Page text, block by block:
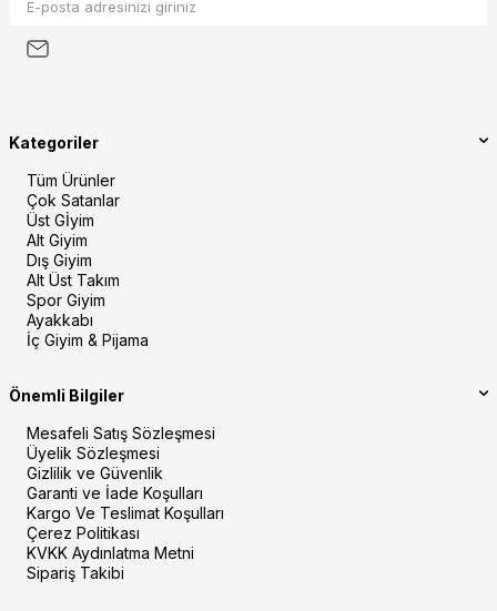
Kategoriler
Tüm Ürünler
Çok Satanlar
Üst Gİyim
Alt Giyim
Dış Giyim
Alt Üst Takım
Spor Giyim
Ayakkabı
İç Giyim & Pijama
Önemli Bilgiler
Mesafeli Satış Sözleşmesi
Üyelik Sözleşmesi
Gizlilik ve Güvenlik
Garanti ve İade Koşulları
Kargo Ve Teslimat Koşulları
Çerez Politikası
KVKK Aydınlatma Metni
Sipariş Takibi